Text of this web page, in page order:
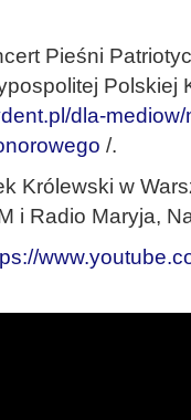
Pieśni
Polskiej
dla-
/.
Królewski w
i Radio Maryja,